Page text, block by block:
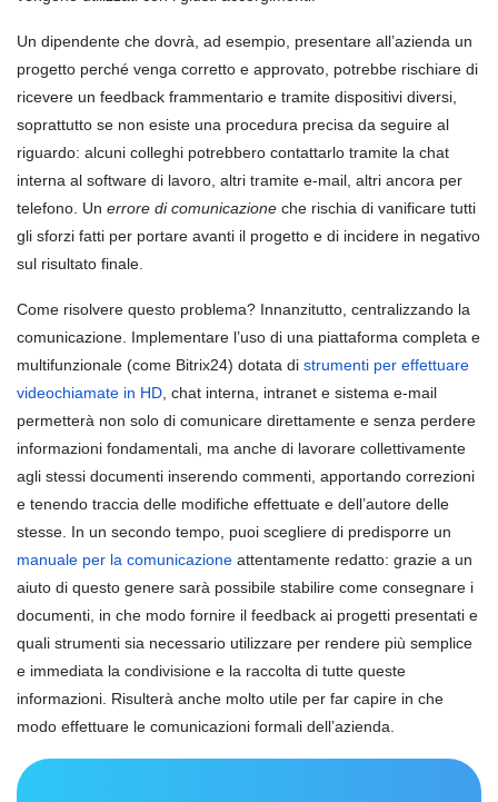
Un dipendente che dovrà, ad esempio, presentare all’azienda un
progetto perché venga corretto e approvato, potrebbe rischiare di
ricevere un feedback frammentario e tramite dispositivi diversi,
soprattutto se non esiste una procedura precisa da seguire al
riguardo: alcuni colleghi potrebbero contattarlo tramite la chat
interna al software di lavoro, altri tramite e-mail, altri ancora per
telefono. Un errore di comunicazione che rischia di vanificare tutti
gli sforzi fatti per portare avanti il progetto e di incidere in negativo
sul risultato finale.
Come risolvere questo problema? Innanzitutto, centralizzando la
comunicazione. Implementare l’uso di una piattaforma completa e
multifunzionale (come Bitrix24) dotata di strumenti per effettuare
videochiamate in HD, chat interna, intranet e sistema e-mail
permetterà non solo di comunicare direttamente e senza perdere
informazioni fondamentali, ma anche di lavorare collettivamente
agli stessi documenti inserendo commenti, apportando correzioni
e tenendo traccia delle modifiche effettuate e dell’autore delle
stesse. In un secondo tempo, puoi scegliere di predisporre un
manuale per la comunicazione attentamente redatto: grazie a un
aiuto di questo genere sarà possibile stabilire come consegnare i
documenti, in che modo fornire il feedback ai progetti presentati e
quali strumenti sia necessario utilizzare per rendere più semplice
e immediata la condivisione e la raccolta di tutte queste
informazioni. Risulterà anche molto utile per far capire in che
modo effettuare le comunicazioni formali dell’azienda.